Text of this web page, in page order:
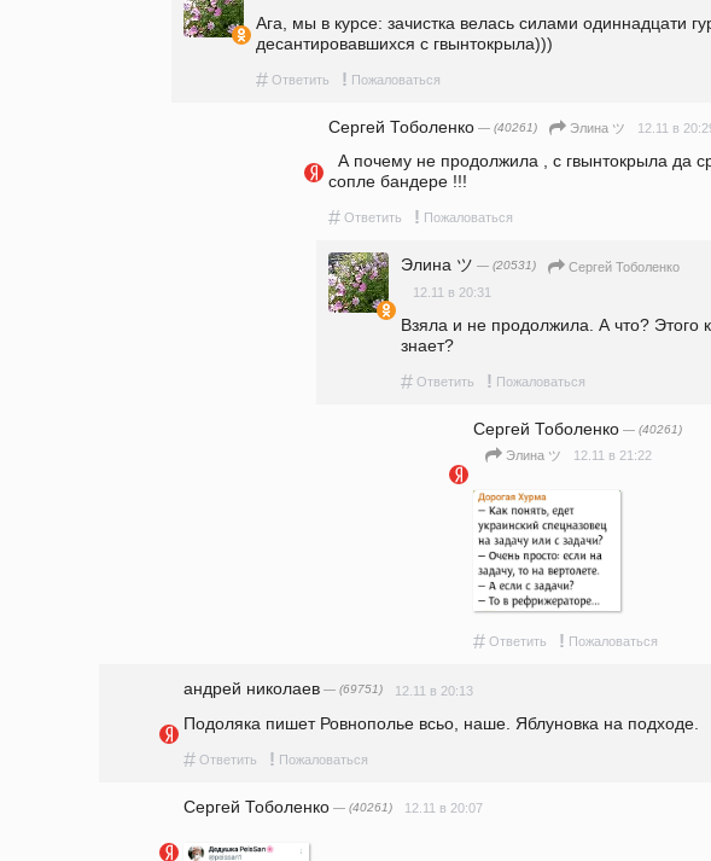
Ага, мы в курсе: зачистка велась силами одиннадцати
десантировавшихся с гвынтокрыла)))
# Ответить ! Пожаловаться
Сергей Тоболенко — (40261) Элина ツ 12.11 в
сопле бандере !!!
# Ответить ! Пожаловаться
Элина ツ — (20531)
Сергей Тоболенко
12.11 в 20:31
Взяла и не продолжила. А что? Этого
знает?
# Ответить ! Пожаловаться
Сергей Тоболенко — (40261)
Элина ツ 12.11 в 21:22
# Ответить ! Пожаловаться
андpeй николаев — (69751) 12.11 в 20:13
Подоляка пишет Ровнополье всьо, наше. Яблуновка на подходе.
# Ответить ! Пожаловаться
Сергей Тоболенко — (40261) 12.11 в 20:07